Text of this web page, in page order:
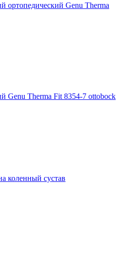
ортопедический Genu Therma
Genu Therma Fit 8354-7 ottobock
коленный сустав